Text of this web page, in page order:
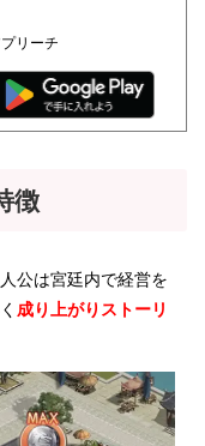
リーチ
徴
公は宮廷内で経営を
成り上がりストーリ